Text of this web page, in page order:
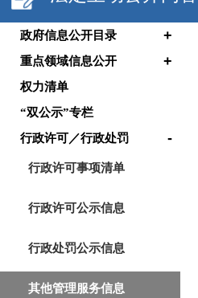
政府信息公开目录 +
重点领域信息公开
+
权力清单
“双公示”专栏
行政许可／行政处罚
-
行政许可事项清单
行政许可公示信息
行政处罚公示信息
其他管理服务信息